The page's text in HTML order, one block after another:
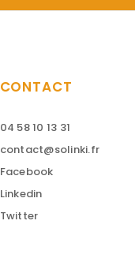
CONTACT
04 58 10 13 31
contact@solinki.fr
Facebook
Linkedin
Twitter